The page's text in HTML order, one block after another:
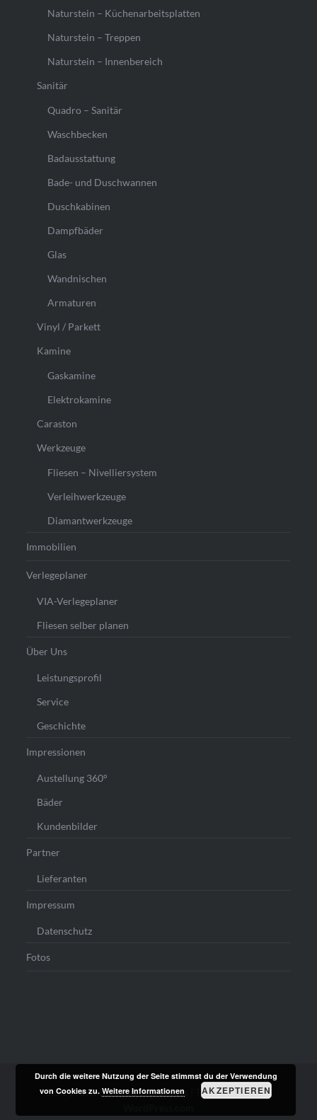
Naturstein – Küchenarbeitsplatten
Naturstein – Treppen
Naturstein – Innenbereich
Sanitär
Quadro – Sanitär
Waschbecken
Badausstattung
Bade- und Duschwannen
Duschkabinen
Dampfbäder
Glas
Wandnischen
Armaturen
Vinyl / Parkett
Kamine
Gaskamine
Elektrokamine
Caraston
Werkzeuge
Fliesen – Nivelliersystem
Verleihwerkzeuge
Diamantwerkzeuge
Immobilien
Verlegeplaner
VIA-Verlegeplaner
Fliesen selber planen
Über Uns
Leistungsprofil
Service
Geschichte
Impressionen
Austellung 360°
Bäder
Kundenbilder
Partner
Lieferanten
Impressum
Datenschutz
Fotos
Stolz präsentiert von WordPress
Theme: Dyad von
Durch die weitere Nutzung der Seite stimmst du der Verwendung
von Cookies zu.Weitere Informationen AKZEPTIEREN